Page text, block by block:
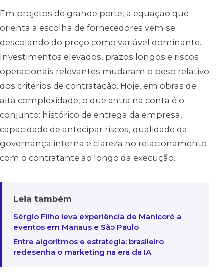
Em projetos de grande porte, a equação que
orienta a escolha de fornecedores vem se
descolando do preço como variável dominante.
Investimentos elevados, prazos longos e riscos
operacionais relevantes mudaram o peso relativo
dos critérios de contratação. Hoje, em obras de
alta complexidade, o que entra na conta é o
conjunto: histórico de entrega da empresa,
capacidade de antecipar riscos, qualidade da
governança interna e clareza no relacionamento
com o contratante ao longo da execução.
Leia também
Sérgio Filho leva experiência de Manicoré a
eventos em Manaus e São Paulo
Entre algoritmos e estratégia: brasileiro
redesenha o marketing na era da IA